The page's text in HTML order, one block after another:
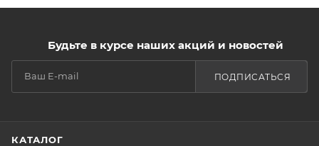
Будьте в курсе наших акций и новостей
ПОДПИСАТЬСЯ
КАТАЛОГ